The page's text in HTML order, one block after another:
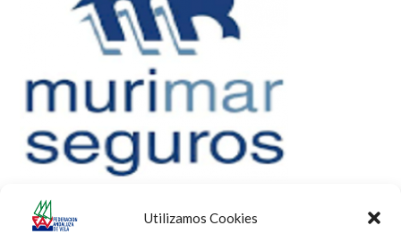
Utilizamos Cookies